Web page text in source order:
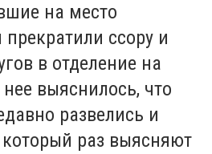
на место
ссору и
в отделение на
выяснилось, что
развелись и
раз выясняют